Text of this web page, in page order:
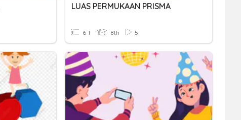
LUAS PERMUKAAN PRISMA
6 T 8th 5